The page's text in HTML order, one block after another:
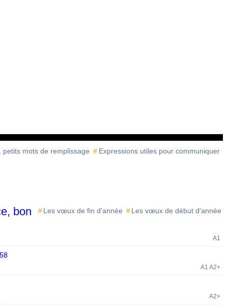
petits mots de remplissage Expressions utiles pour communiquer
Les vœux de début d'année
Les vœux de fin d'année
bon
A1
A1 A2+
A2+